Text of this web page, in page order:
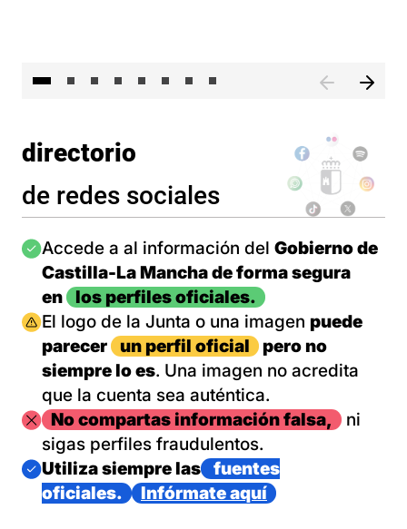
directorio
de redes sociales
Imagen
Accede a al información del Gobierno de
Castilla-La Mancha de forma segura
en
los perfiles oficiales.
Imagen
El logo de la Junta o una imagen puede
parecer
un perfil oficial
pero no
siempre lo es. Una imagen no acredita
que la cuenta sea auténtica.
ImagenNo compartas información falsa,
ni
sigas perfiles fraudulentos.
Imagen
Utiliza siempre las
fuentes
oficiales.
Infórmate aquí